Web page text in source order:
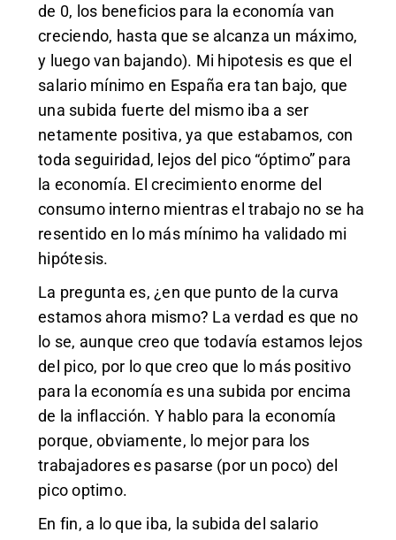
de 0, los beneficios para la economía van
creciendo, hasta que se alcanza un máximo,
y luego van bajando). Mi hipotesis es que el
salario mínimo en España era tan bajo, que
una subida fuerte del mismo iba a ser
netamente positiva, ya que estabamos, con
toda seguiridad, lejos del pico “óptimo” para
la economía. El crecimiento enorme del
consumo interno mientras el trabajo no se ha
resentido en lo más mínimo ha validado mi
hipótesis.
La pregunta es, ¿en que punto de la curva
estamos ahora mismo? La verdad es que no
lo se, aunque creo que todavía estamos lejos
del pico, por lo que creo que lo más positivo
para la economía es una subida por encima
de la inflacción. Y hablo para la economía
porque, obviamente, lo mejor para los
trabajadores es pasarse (por un poco) del
pico optimo.
En fin, a lo que iba, la subida del salario